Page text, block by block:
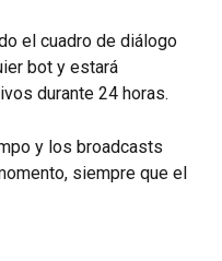
el cuadro de diálogo
bot y estará
durante 24 horas.
y los broadcasts
siempre que el